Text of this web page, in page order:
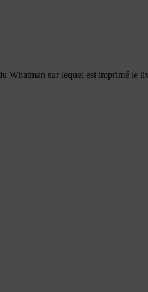
Whatman sur lequel est imprimé le